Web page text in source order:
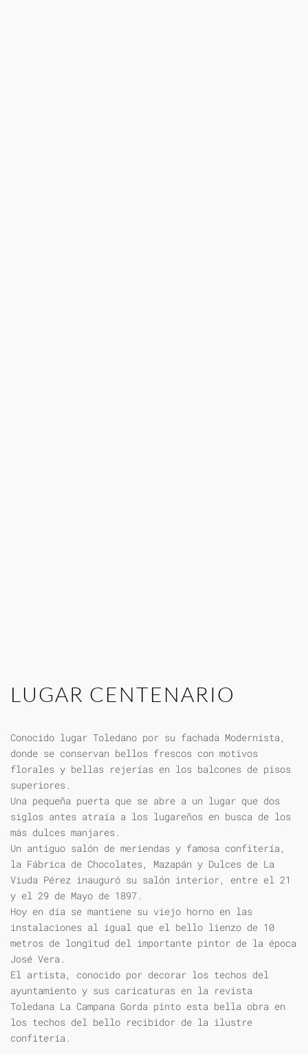
LUGAR CENTENARIO
Conocido lugar Toledano por su fachada Modernista,
donde se conservan bellos frescos con motivos
florales y bellas rejerías en los balcones de pisos
superiores.
Una pequeña puerta que se abre a un lugar que dos
siglos antes atraía a los lugareños en busca de los
más dulces manjares.
Un antiguo salón de meriendas y famosa confitería,
la Fábrica de Chocolates, Mazapán y Dulces de La
Viuda Pérez inauguró su salón interior, entre el 21
y el 29 de Mayo de 1897.
Hoy en día se mantiene su viejo horno en las
instalaciones al igual que el bello lienzo de 10
metros de longitud del importante pintor de la época
José Vera.
El artista, conocido por decorar los techos del
ayuntamiento y sus caricaturas en la revista
Toledana La Campana Gorda pinto esta bella obra en
los techos del bello recibidor de la ilustre
confitería.